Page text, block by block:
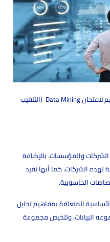
تعتبر هذه المادة أساسية لمن يريد تقديم لامتحان Data Mining (التنقيب
والمؤسسات، بالإضافة
لهذه الشركات. كما أنها تفيد
الحاسوبية.
المتعلقة بمفاهيم تحليل
البيانات، وتلخيص مجموعة